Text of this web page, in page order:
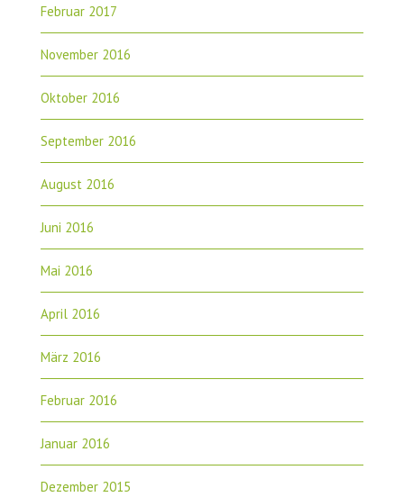
Februar 2017
November 2016
Oktober 2016
September 2016
August 2016
Juni 2016
Mai 2016
April 2016
März 2016
Februar 2016
Januar 2016
Dezember 2015